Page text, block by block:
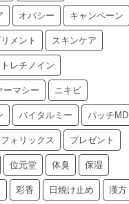
オパシー キャンペーン
メント スキンケア
トレチノイン
ーマシー ニキビ
バイタルミー パッチMD
フォリックス プレゼント
位元堂 体臭 保湿
彩香 日焼け止め 漢方